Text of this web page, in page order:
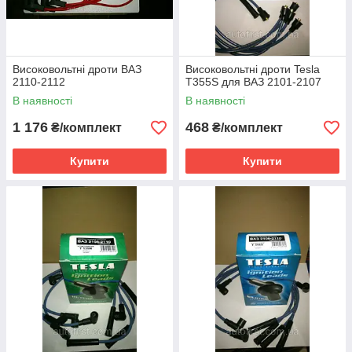
Високовольтні дроти ВАЗ
2110-2112
В наявності
1 176 ₴/комплект
Купити
Високовольтні дроти Tesla
T355S для ВАЗ 2101-2107
В наявності
468 ₴/комплект
Купити